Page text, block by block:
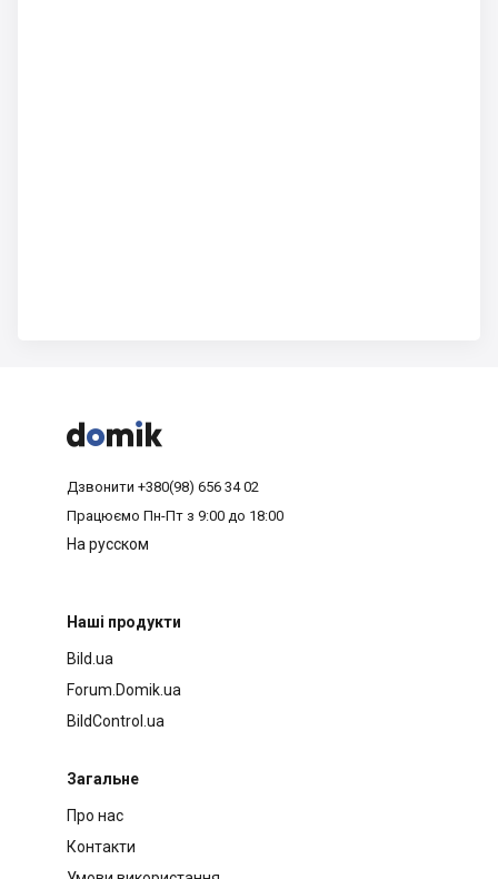



Дзвонити +380(98) 656 34 02
Працюємо Пн-Пт з 9:00 до 18:00
На русском
Наші продукти
Bild.ua
Forum.Domik.ua
BildControl.ua
Загальне
Про нас
Контакти